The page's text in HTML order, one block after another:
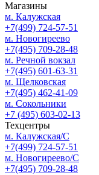
Магазины
м. Калужская
+7(499) 724-57-51
м. Новогиреево
+7(495) 709-28-48
м. Речной вокзал
+7(495) 601-63-31
м. Щелковская
+7(495) 462-41-09
м. Сокольники
+7 (495) 603-02-13
Техцентры
м. Калужская/С
+7(499) 724-57-51
м. Новогиреево/С
+7(495) 709-28-48